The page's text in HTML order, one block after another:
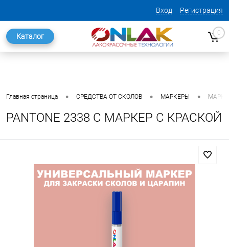
Вход Регистрация
Каталог 0
Главная страница • СРЕДСТВА ОТ СКОЛОВ • МАРКЕРЫ •
PANTONE 2338 C МАРКЕР С КРАСКОЙ